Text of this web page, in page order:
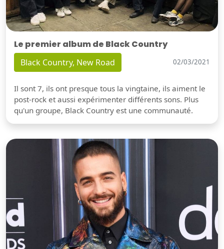
Le premier album de Black Country
Black Country, New Road 02/03/2021
Il sont 7, ils ont presque tous la vingtaine, ils aiment le
post-rock et aussi expérimenter différents sons. Plus
qu'un groupe, Black Country est une communauté.